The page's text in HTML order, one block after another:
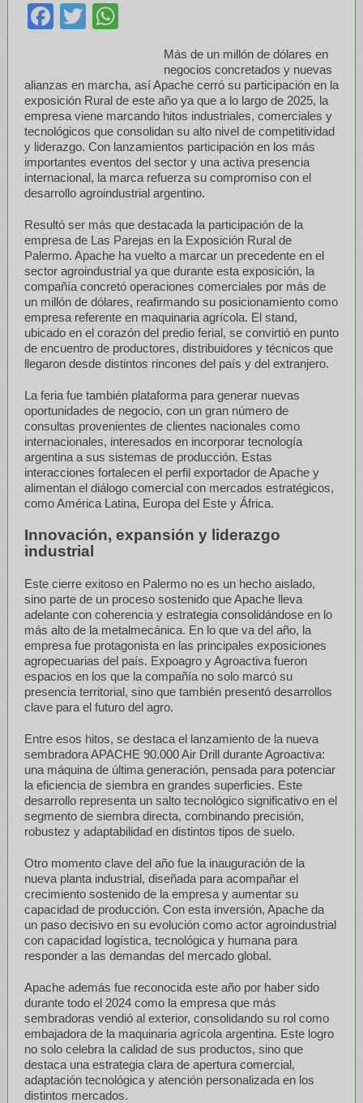
Facebook
Twitter
Más de un millón de dólares en
negocios concretados y nuevas
alianzas en marcha, así Apache cerró su participación en la
exposición Rural de este año ya que a lo largo de 2025, la
empresa viene marcando hitos industriales, comerciales y
tecnológicos que consolidan su alto nivel de competitividad
y liderazgo. Con lanzamientos participación en los más
importantes eventos del sector y una activa presencia
internacional, la marca refuerza su compromiso con el
desarrollo agroindustrial argentino.
Resultó ser más que destacada la participación de la
empresa de Las Parejas en la Exposición Rural de
Palermo. Apache ha vuelto a marcar un precedente en el
sector agroindustrial ya que durante esta exposición, la
compañía concretó operaciones comerciales por más de
un millón de dólares, reafirmando su posicionamiento como
empresa referente en maquinaria agrícola. El stand,
ubicado en el corazón del predio ferial, se convirtió en punto
de encuentro de productores, distribuidores y técnicos que
llegaron desde distintos rincones del país y del extranjero.
La feria fue también plataforma para generar nuevas
oportunidades de negocio, con un gran número de
consultas provenientes de clientes nacionales como
internacionales, interesados en incorporar tecnología
argentina a sus sistemas de producción. Estas
interacciones fortalecen el perfil exportador de Apache y
alimentan el diálogo comercial con mercados estratégicos,
como América Latina, Europa del Este y África.
Innovación, expansión y liderazgo
industrial
Este cierre exitoso en Palermo no es un hecho aislado,
sino parte de un proceso sostenido que Apache lleva
adelante con coherencia y estrategia consolidándose en lo
más alto de la metalmecánica. En lo que va del año, la
empresa fue protagonista en las principales exposiciones
agropecuarias del país. Expoagro y Agroactiva fueron
espacios en los que la compañía no solo marcó su
presencia territorial, sino que también presentó desarrollos
clave para el futuro del agro.
Entre esos hitos, se destaca el lanzamiento de la nueva
sembradora APACHE 90.000 Air Drill durante Agroactiva:
una máquina de última generación, pensada para potenciar
la eficiencia de siembra en grandes superficies. Este
desarrollo representa un salto tecnológico significativo en el
segmento de siembra directa, combinando precisión,
robustez y adaptabilidad en distintos tipos de suelo.
Otro momento clave del año fue la inauguración de la
nueva planta industrial, diseñada para acompañar el
crecimiento sostenido de la empresa y aumentar su
capacidad de producción. Con esta inversión, Apache da
un paso decisivo en su evolución como actor agroindustrial
con capacidad logística, tecnológica y humana para
responder a las demandas del mercado global.
Apache además fue reconocida este año por haber sido
durante todo el 2024 como la empresa que más
sembradoras vendió al exterior, consolidando su rol como
embajadora de la maquinaria agrícola argentina. Este logro
no solo celebra la calidad de sus productos, sino que
destaca una estrategia clara de apertura comercial,
adaptación tecnológica y atención personalizada en los
distintos mercados.